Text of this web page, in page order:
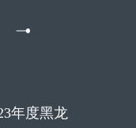
年度黑龙